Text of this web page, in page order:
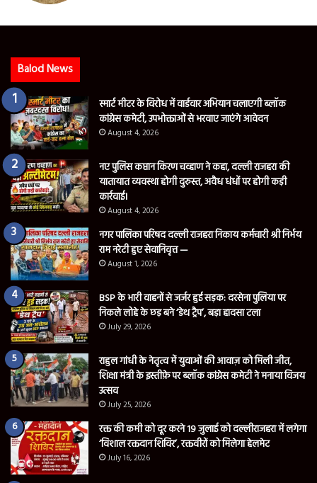
Balod News
स्मार्ट मीटर के विरोध में वार्डवार अभियान चलाएगी ब्लॉक
कांग्रेस कमेटी, उपभोक्ताओं से भरवाए जाएंगे आवेदन
August 4, 2026
नए पुलिस कप्तान किरण चव्हाण ने कहा, दल्ली राजहरा की
यातायात व्यवस्था होगी दुरुस्त, अवैध धंधों पर होगी कड़ी
कार्रवाई।
August 4, 2026
नगर पालिका परिषद दल्ली राजहरा निकाय कर्मचारी श्री निर्भय
राम नरेटी हुए सेवानिवृत्त —
August 1, 2026
BSP के भारी वाहनों से जर्जर हुई सड़क: दरसेना पुलिया पर
निकले लोहे के छड़ बने ‘डेथ ट्रैप’, बड़ा हादसा टला
July 29, 2026
राहुल गांधी के नेतृत्व में युवाओं की आवाज़ को मिली जीत,
शिक्षा मंत्री के इस्तीफ़े पर ब्लॉक कांग्रेस कमेटी ने मनाया विजय
उत्सव
July 25, 2026
रक्त की कमी को दूर करने 19 जुलाई को दल्लीराजहरा में लगेगा
‘विशाल रक्तदान शिविर’, रक्तवीरों को मिलेगा हेलमेट
July 16, 2026